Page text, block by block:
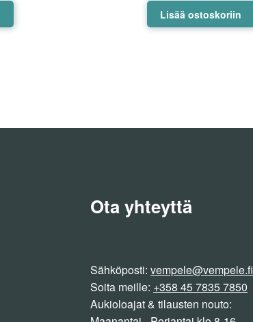
Tällä
tuotteella
tuotteen
Lisää ostoskoriin
Ota yhteyttä
Sähköposti:vempele@vempele.fi
Soita meille: +358 45 7835 7850
Aukioloajat & tilausten nouto: